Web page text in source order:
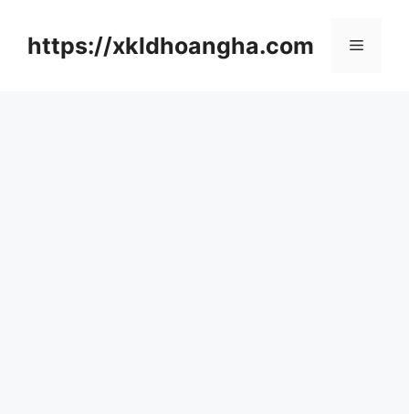
https://xkldhoangha.com 메